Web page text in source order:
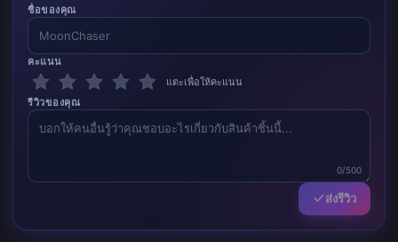
ชื่อของคุณ
คะแนน
แตะเพื่อให้คะแนน
รีวิวของคุณ
0/500
ส่งรีวิว